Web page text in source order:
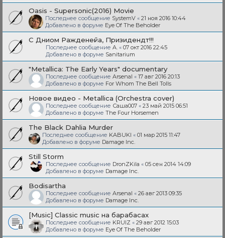
Oasis - Supersonic(2016) Movie
Последнее сообщение SystemV « 21 ноя 2016 10:44
Добавлено в форуме Eye Of The Beholder
С Дниом Ражденейа, Призидендт!!!
Последнее сообщение A. « 07 окт 2016 22:45
Добавлено в форуме Sanitarium
"Metallica: The Early Years" documentary
Последнее сообщение Arsenal « 17 авг 2016 20:13
Добавлено в форуме For Whom The Bell Tolls
Новое видео - Metallica (Orchestra cover)
Последнее сообщение Саша007 « 23 май 2015 06:51
Добавлено в форуме The Four Horsemen
The Black Dahlia Murder
Последнее сообщение KABUKI « 01 мар 2015 11:47
Добавлено в форуме Damage Inc.
Still Storm
Последнее сообщение DronZKila « 05 сен 2014 14:09
Добавлено в форуме Damage Inc.
Bodisartha
Последнее сообщение Arsenal « 26 авг 2013 09:35
Добавлено в форуме Damage Inc.
[Music] Classic music на барабасах
Последнее сообщение KRUIZ « 29 авг 2012 15:03
Добавлено в форуме Eye Of The Beholder